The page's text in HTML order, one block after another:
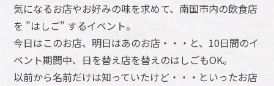
気になるお店やお好みの味を求めて、南国市内の飲食店
を ”はしご” するイベント。
今日はこのお店、明日はあのお店・・・と、10日間のイ
ベント期間中、日を替え店を替えのはしごもOK。
以前から名前だけは知っていたけど・・・といったお店